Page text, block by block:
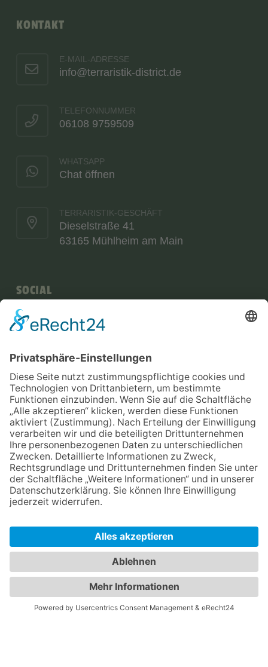
KONTAKT
E-MAIL-ADRESSE
info@terraristik-district.de
TELEFONNUMMER
06108 9759509
WHATSAPP
Chat öffnen
TERRARISTIK-GESCHÄFT
Dieselstraße 41
63165 Mühlheim am Main
SOCIAL
NEWSLETTER
Jetzt anmelden
Mit der Eintragung in dem Newsletter erkläre ich mich mit der
Datenschutzerklärungvon Terraristik District einverstanden.